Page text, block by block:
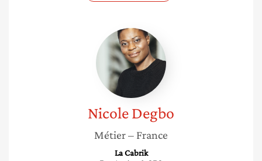
Nicole
Degbo
NicoleDegbo
Métier– France
La Cabrik